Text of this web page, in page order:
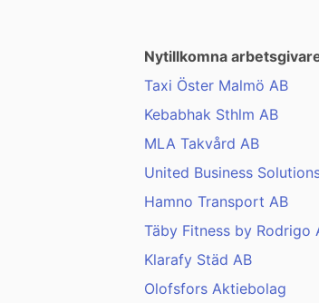
Nytillkomna
Taxi Öster Malmö AB
Kebabhak Sthlm AB
MLA Takvård AB
United Business
Hamno Transport AB
Täby Fitness by Rodrigo
Klarafy Städ AB
Olofsfors Aktiebolag